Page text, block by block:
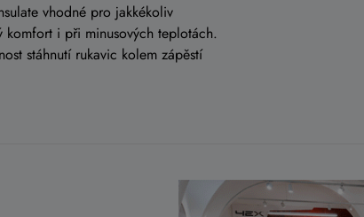
vhodné pro jakkékoliv
komfort i při minusových teplotách.
stáhnutí rukavic kolem zápěstí